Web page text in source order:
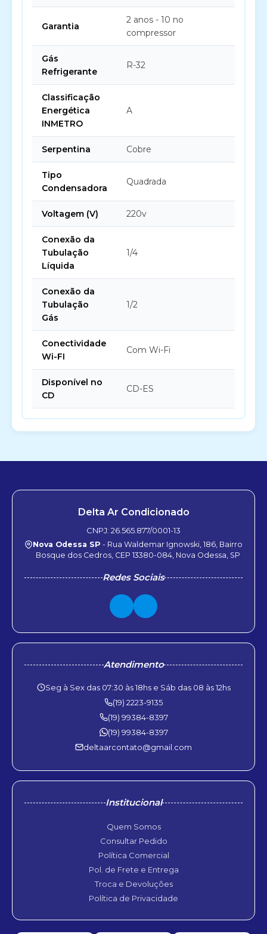
Garantia
2 anos - 10 no
compressor
Gás
Refrigerante
R-32
Classificação
Energética
INMETRO
A
Serpentina Cobre
Tipo
Condensadora
Quadrada
Voltagem (V) 220v
Conexão da
Tubulação
Líquida
1/4
Conexão da
Tubulação
Gás
1/2
Conectividade
Wi-FI
Com Wi-Fi
Disponível no
CD
CD-ES
Delta Ar Condicionado
CNPJ: 26.565.877/0001-13
Nova Odessa SP - Rua Waldemar Ignowski, 186, Bairro
Bosque dos Cedros, CEP 13380-084, Nova Odessa, SP
Redes Sociais
Atendimento
Seg à Sex das 07:30 às 18hs e Sáb das 08 às 12hs
(19) 2223-9135
(19) 99384-8397
(19) 99384-8397
deltaarcontato@gmail.com
Institucional
Quem Somos
Consultar Pedido
Política Comercial
Pol. de Frete e Entrega
Troca e Devoluções
Política de Privacidade